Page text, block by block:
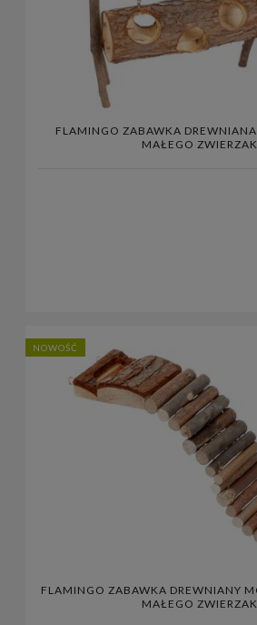
FLAMINGO ZABAWKA
MAŁEGO
FLAMINGO ZABAWKA DREWNIANY
MAŁEGO
NOWOŚĆ